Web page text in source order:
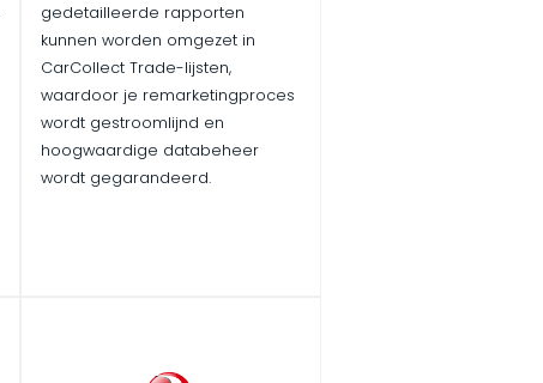
gedetailleerde rapporten
kunnen worden omgezet in
CarCollect Trade-lijsten,
waardoor je remarketingproces
wordt gestroomlijnd en
hoogwaardige databeheer
wordt gegarandeerd.